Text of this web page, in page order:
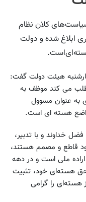
کلان نظام
ابلاغ شده و دولت
هیئت دولت گفت:
طلب می کند موظف به
عنوان مسوول
هسته ای است.
خداوند و با تدبیر،
قاطع و مصمم هستند،
ملی است و در دهه
هسته‌ای خود، تثبیت
هسته‌ای را گرامی